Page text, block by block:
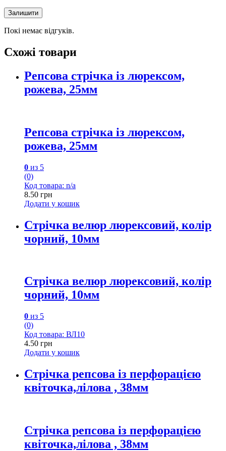
Покі немає відгуків.
Схожі товари
Репсова стрічка із люрексом,
рожева, 25мм
Репсова стрічка із люрексом,
рожева, 25мм
0 из 5
(0)
Код товара: n/a
8.50 грн
Додати у кошик
Стрічка велюр люрексовий, колір
чорний, 10мм
Стрічка велюр люрексовий, колір
чорний, 10мм
0 из 5
(0)
Код товара: ВЛ10
4.50 грн
Додати у кошик
Стрічка репсова із перфорацією
квіточка,лілова , 38мм
Стрічка репсова із перфорацією
квіточка,лілова , 38мм